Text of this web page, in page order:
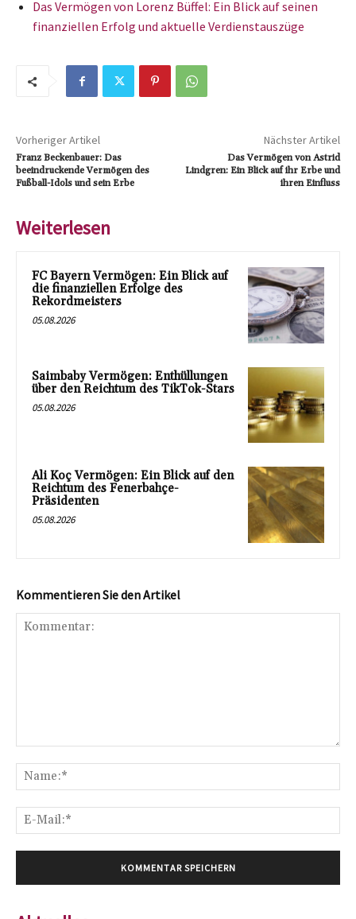
Das Vermögen von Lorenz Büffel: Ein Blick auf seinen
finanziellen Erfolg und aktuelle Verdienstauszüge
Vorheriger Artikel
Franz Beckenbauer: Das
beeindruckende Vermögen des
Fußball-Idols und sein Erbe
Nächster Artikel
Das Vermögen von Astrid
Lindgren: Ein Blick auf ihr Erbe und
ihren Einfluss
Weiterlesen
FC Bayern Vermögen: Ein Blick auf
die finanziellen Erfolge des
Rekordmeisters
05.08.2026
Saimbaby Vermögen: Enthüllungen
über den Reichtum des TikTok-Stars
05.08.2026
Ali Koç Vermögen: Ein Blick auf den
Reichtum des Fenerbahçe-
Präsidenten
05.08.2026
Kommentieren Sie den Artikel